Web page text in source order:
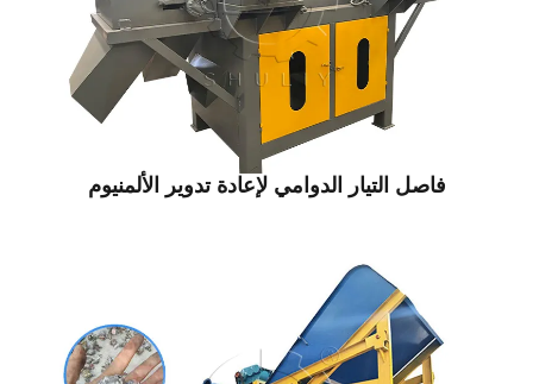
التيار الدوامي لإعادة تدوير الألمنيوم